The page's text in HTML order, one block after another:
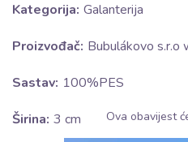
Kategorija: Galanterija
Proizvođač: Bubulákovo s.r.o
Sastav: 100%PES
Širina: 3 cm Ova obavijest